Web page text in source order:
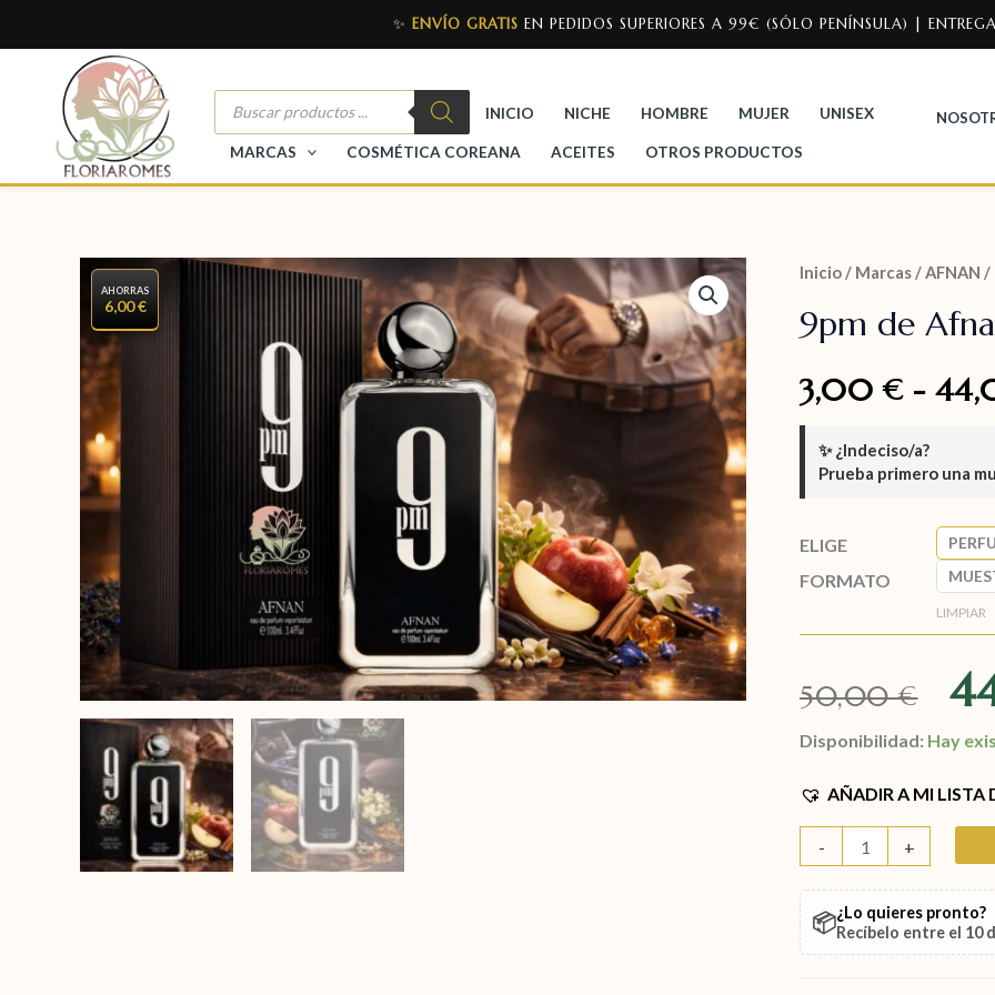
✨ ENVÍO GRATIS EN PEDIDOS SUPERIORES A 99€ (SÓLO PENÍNSULA) |
INICIO NICHE HOMBRE MUJER UNISEX
MARCAS COSMÉTICA COREANA ACEITES OTROS PRODUCTOS
AHORRAS
6,00 €
Inicio/ Marcas/AFNAN /
9pm de
3,00€ -
✨¿Indeciso/a?
Prueba primero una
ELIGE
FORMATO
LIMPIAR
50,00€
Disponibilidad: Hay
AÑADIR A MI LISTA
- +
📦¿Lo quieres pronto?
Recíbelo entre el 10